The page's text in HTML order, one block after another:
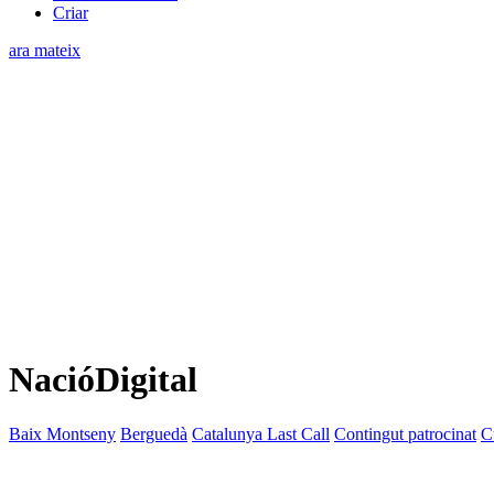
Criar
ara mateix
NacióDigital
Baix Montseny Berguedà Catalunya Last Call Contingut patrocinat